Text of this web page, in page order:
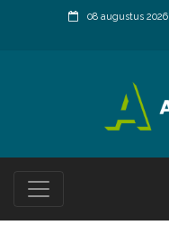
08 augustus 2026